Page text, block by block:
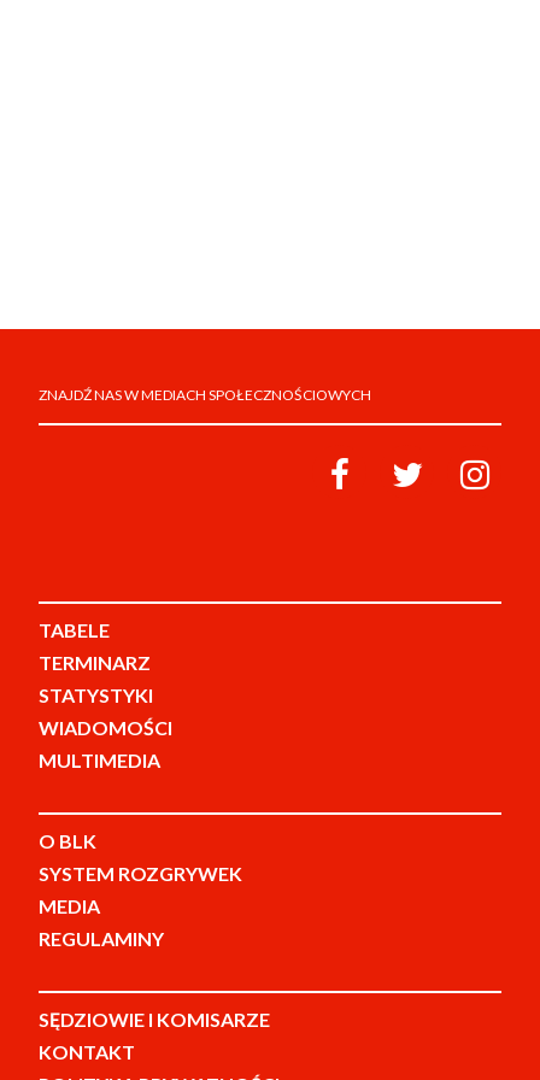
ZNAJDŹ NAS W MEDIACH SPOŁECZNOŚCIOWYCH
TABELE
TERMINARZ
STATYSTYKI
WIADOMOŚCI
MULTIMEDIA
O BLK
SYSTEM ROZGRYWEK
MEDIA
REGULAMINY
SĘDZIOWIE I KOMISARZE
KONTAKT